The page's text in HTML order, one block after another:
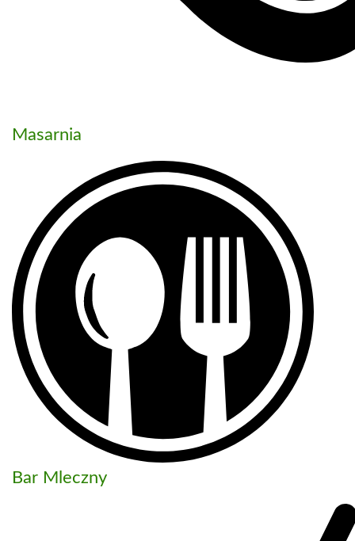
Masarnia
Bar Mleczny